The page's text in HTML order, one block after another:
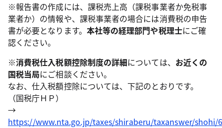
※報告書の作成には、課税売上高（課税事業者か免税事
業者か）の情報や、課税事業者の場合には消費税の申告
書が必要となります。 本社等の経理部門や税理士にご確
認ください。
※消費税仕入税額控除制度の詳細については、 お近くの
国税当局にご相談ください。
なお、仕入税額控除については、下記のとおりです。
（国税庁ＨＰ）
→
https://www.nta.go.jp/taxes/shiraberu/taxanswer/shohi/